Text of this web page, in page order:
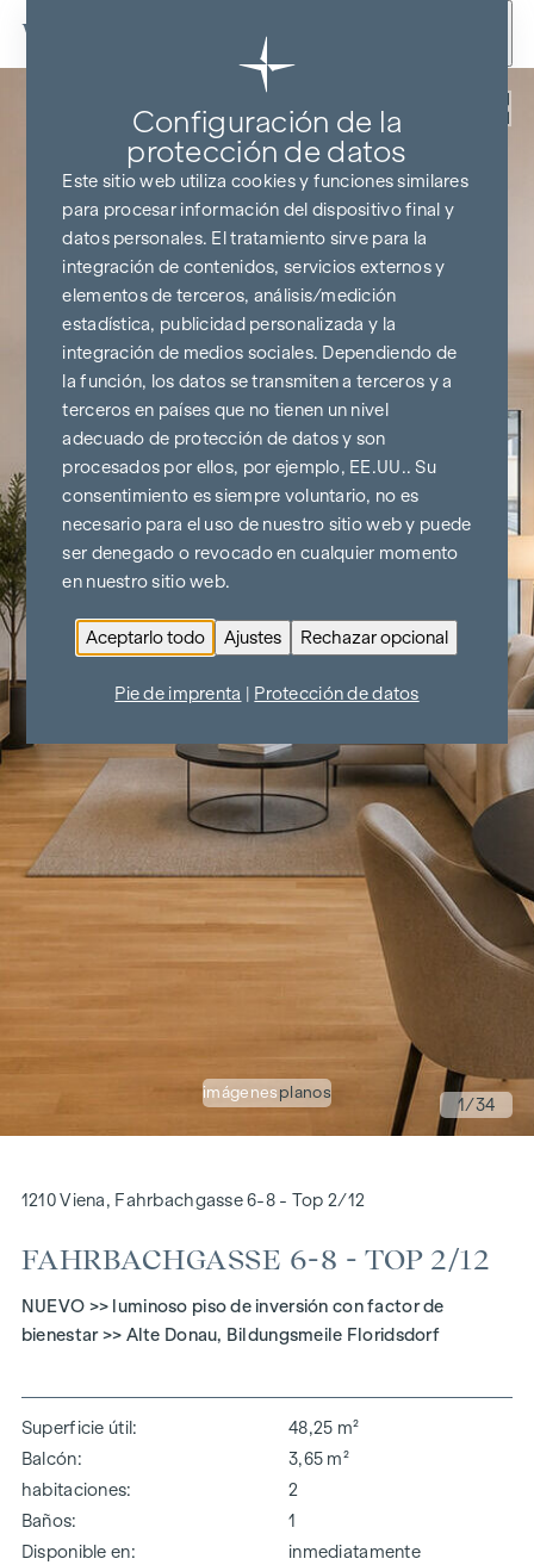
Ir al contenido
imágenes planos
1/34
1210 Viena, Fahrbachgasse 6-8 - Top 2/12
FAHRBACHGASSE 6-8 - TOP 2/12
NUEVO >> luminoso piso de inversión con factor de
bienestar >> Alte Donau, Bildungsmeile Floridsdorf
Superficie útil
48,25 m²
Balcón
3,65 m²
habitaciones
2
Baños
1
Disponible en
inmediatamente
Configuración de la
protección de datos
Este sitio web utiliza cookies y funciones similares
para procesar información del dispositivo final y
datos personales. El tratamiento sirve para la
integración de contenidos, servicios externos y
elementos de terceros, análisis/medición
estadística, publicidad personalizada y la
integración de medios sociales. Dependiendo de
la función, los datos se transmiten a terceros y a
terceros en países que no tienen un nivel
adecuado de protección de datos y son
procesados por ellos, por ejemplo, EE.UU.. Su
consentimiento es siempre voluntario, no es
necesario para el uso de nuestro sitio web y puede
ser denegado o revocado en cualquier momento
en nuestro sitio web.
Aceptarlo todo Ajustes Rechazar opcional
Pie de imprenta Protección de datos